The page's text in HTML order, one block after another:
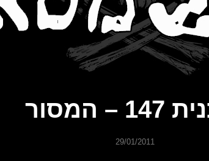
– המסור
29/01/2011